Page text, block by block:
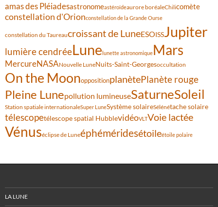
amas des Pléiadesastronomeastéroïdeaurore boréaleChilicomète
constellation d'Orionconstellation de la Grande Ourse
constellation du Taureaucroissant de LuneESOISSJupiter
lumière cendréeLunelunette astronomiqueMars
MercureNASANouvelle LuneNuits-Saint-Georgesoccultation
On the MoonoppositionplanètePlanète rouge
Pleine Lunepollution lumineuseSaturneSoleil
Station spatiale internationaleSuper LuneSystème solaireSélénétache solaire
télescopetélescope spatial HubblevidéoVLTVoie lactée
Vénuséclipse de Luneéphéméridesétoileétoile polaire
LA LUNE